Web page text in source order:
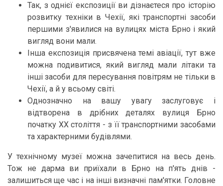
Так, з однієї експозиції ви дізнаєтеся про історію
розвитку техніки в Чехії, які транспортні засоби
першими з'явилися на вулицях міста Брно і який
вигляд вони мали.
Інша експозиція присвячена темі авіації, тут вже
можна подивитися, який вигляд мали літаки та
інші засоби для пересування повітрям не тільки в
Чехії, а й у всьому світі.
Однозначно на вашу увагу заслуговує і
відтворена в дрібних деталях вулиця Брно
початку XX століття - з її транспортними засобами
та характерними будівлями.
У технічному музеї можна зачепитися на весь день.
Тож не дарма ви приїхали в Брно на п'ять днів -
залишиться ще час і на інші визначні пам'ятки. Головне